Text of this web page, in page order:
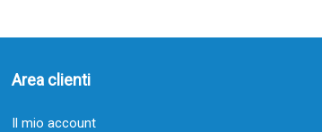
Area clienti
Il mio account